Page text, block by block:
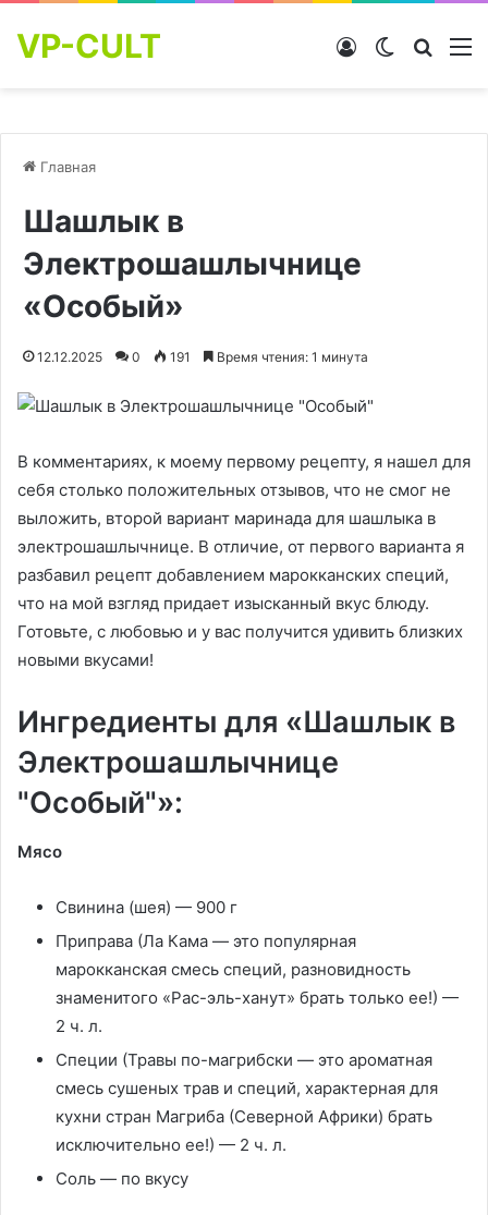
VP-CULT Switch skin
Войти
Главная
Шашлык в
Электрошашлычнице
«Особый»
12.12.2025 0 191 Время чтения: 1 минута
В комментариях, к моему первому рецепту, я нашел для
себя столько положительных отзывов, что не смог не
выложить, второй вариант маринада для шашлыка в
электрошашлычнице. В отличие, от первого варианта я
разбавил рецепт добавлением марокканских специй,
что на мой взгляд придает изысканный вкус блюду.
Готовьте, с любовью и у вас получится удивить близких
новыми вкусами!
Ингредиенты для «Шашлык в
Электрошашлычнице
"Особый"»:
Мясо
Свинина (шея) — 900 г
Приправа (Ла Кама — это популярная
марокканская смесь специй, разновидность
знаменитого «Рас-эль-ханут» брать только ее!) —
2 ч. л.
Специи (Травы по-магрибски — это ароматная
смесь сушеных трав и специй, характерная для
кухни стран Магриба (Северной Африки) брать
исключительно ее!) — 2 ч. л.
Соль — по вкусу